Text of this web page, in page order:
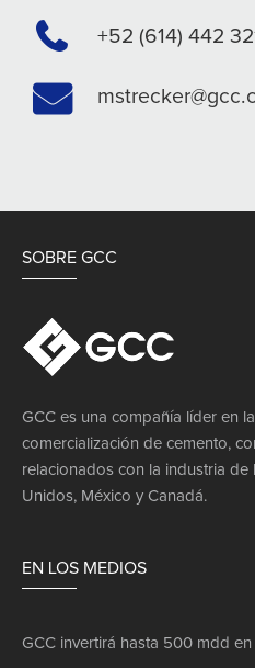
+52 (614) 442
SOBRE GCC
GCC es una compañía líder en
comercialización de cemento,
relacionados con la industria de
Unidos, México y Canadá.
EN LOS MEDIOS
GCC invertirá hasta 500 mdd